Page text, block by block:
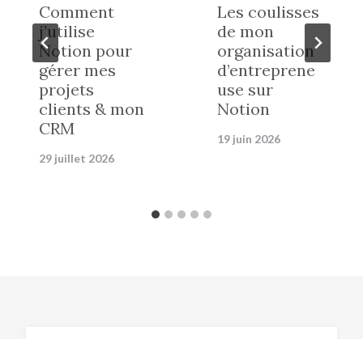
Comment
j’utilise
Notion pour
gérer mes
projets
clients & mon
CRM
29 juillet 2026
Les coulisses
de mon
organisation
d’entreprene
use sur
Notion
19 juin 2026